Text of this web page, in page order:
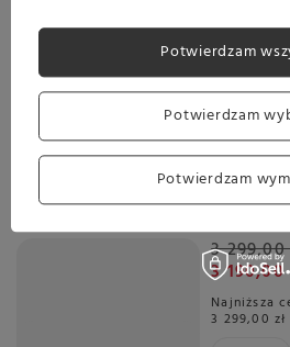
Młynek do kawy Coffee Format
3 299,00
3 190,00
Najniższa
3 299,00 zł
Potwierdzam
Potwierdzam
Potwierdzam